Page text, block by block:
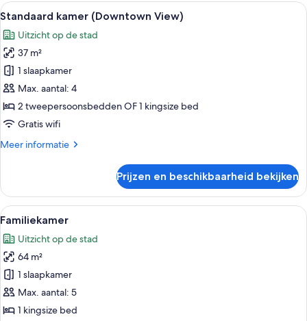
Alle
foto's
voor
Standaard
kamer
(Downtown
View)
laden
Een moderne hotelkamer met een
10
Standaard kamer (Downtown View)
Uitzicht op de stad
37 m²
1 slaapkamer
Max. aantal: 4
2 tweepersoonsbedden OF 1 kingsize bed
Gratis wifi
Meer informatie
Meer
kamer
(Downtown
View)
Prijzen en beschikbaarheid bekijken
Alle
foto's
voor
Familiekamer
laden
Een moderne hotelkamer met een
10
Familiekamer
Uitzicht op de stad
64 m²
1 slaapkamer
Max. aantal: 5
1 kingsize bed